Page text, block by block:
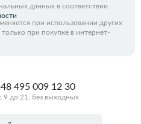
данных в соответствии
при использовании других
при покупке в интернет-
8 495 009 12 30
9 до 21, без выходных